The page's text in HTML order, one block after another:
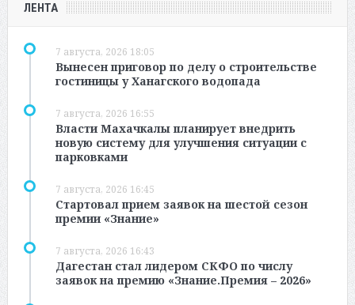
ЛЕНТА
7 августа, 2026 18:05
Вынесен приговор по делу о строительстве
гостиницы у Ханагского водопада
7 августа, 2026 16:55
Власти Махачкалы планирует внедрить
новую систему для улучшения ситуации с
парковками
7 августа, 2026 16:45
Стартовал прием заявок на шестой сезон
премии «Знание»
7 августа, 2026 16:43
Дагестан стал лидером СКФО по числу
заявок на премию «Знание.Премия – 2026»